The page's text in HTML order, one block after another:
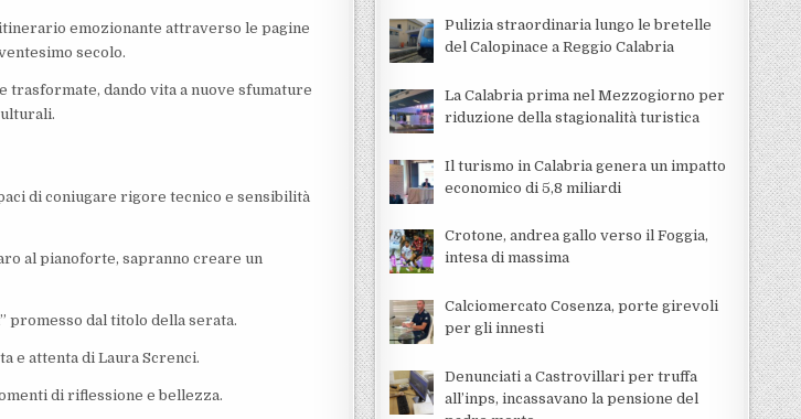
emozionante attraverso le pagine
secolo.
trasformate, dando vita a nuove sfumature
di coniugare rigore tecnico e sensibilità
al pianoforte, sapranno creare un
promesso dal titolo della serata.
e attenta di Laura Screnci.
di riflessione e bellezza.
Pulizia straordinaria lungo le bretelle
del Calopinace a Reggio Calabria
La Calabria prima nel Mezzogiorno per
riduzione della stagionalità turistica
Il turismo in Calabria genera un impatto
economico di 5,8 miliardi
Crotone, andrea gallo verso il Foggia,
intesa di massima
Calciomercato Cosenza, porte girevoli
per gli innesti
Denunciati a Castrovillari per truffa
all’inps, incassavano la pensione del